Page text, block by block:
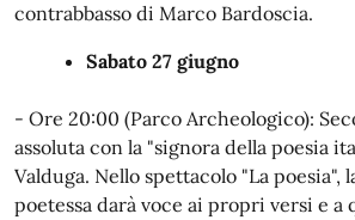
contrabbasso di Marco Bardoscia.
Sabato 27 giugno
- Ore 20:00 (Parco Archeologico):
assoluta con la "signora della poesia
Valduga. Nello spettacolo "La poesia",
poetessa darà voce ai propri versi e a